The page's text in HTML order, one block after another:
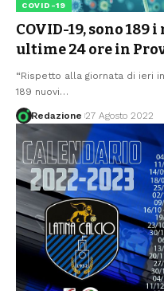
COVID-19
COVID-19, sono
ultime 24 ore in
“Rispetto alla giornata di ieri
189 nuovi…
Redazione 27 Agosto 2022